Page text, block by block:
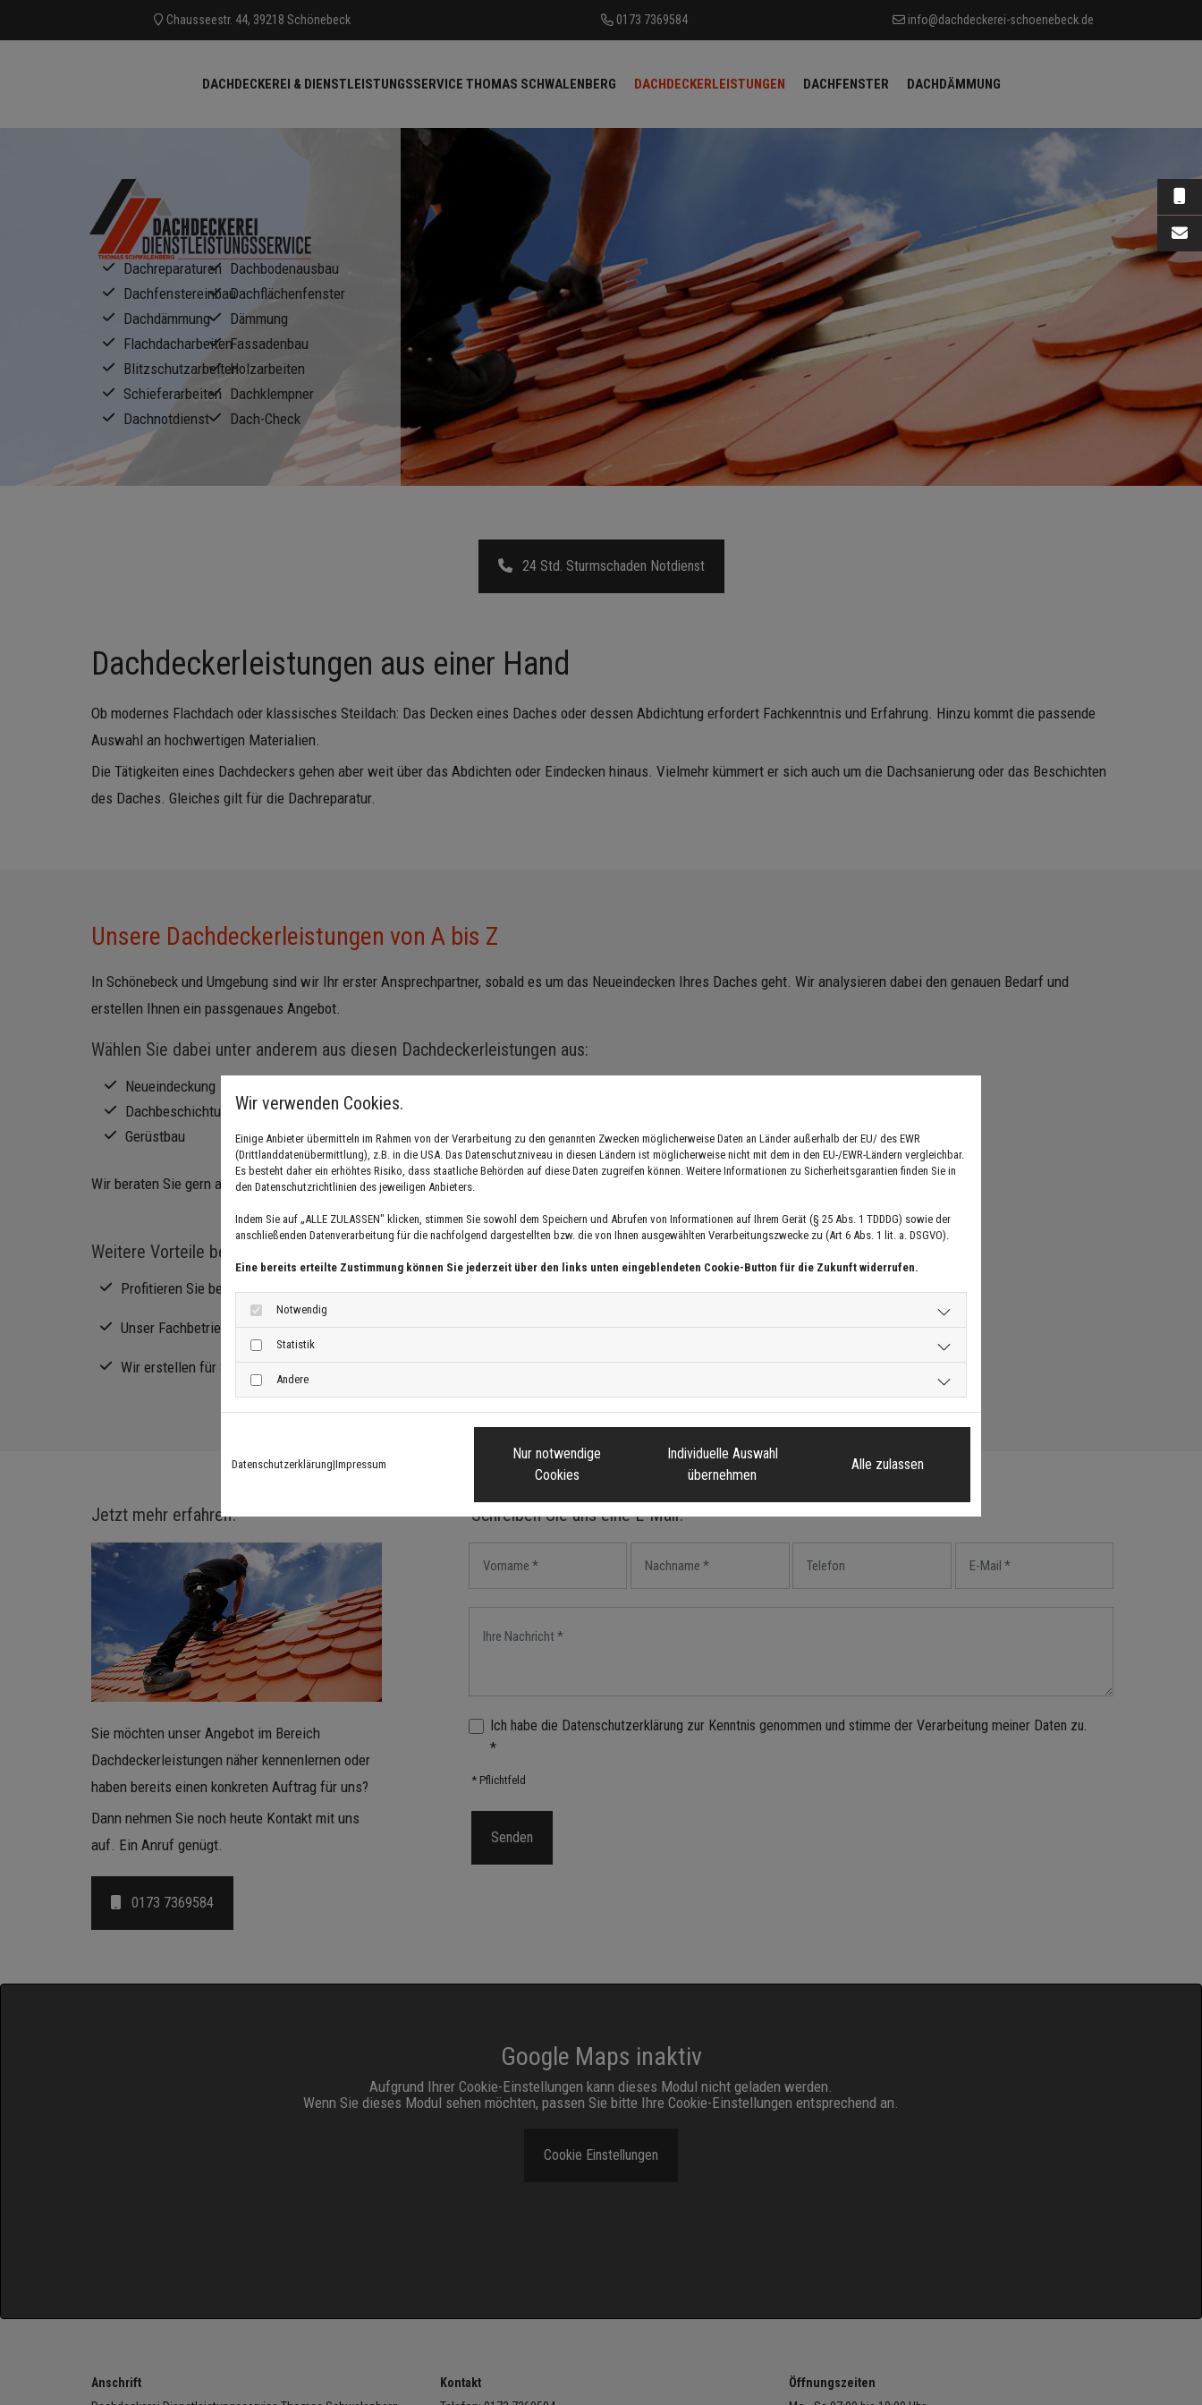
Chausseestr. 44, 39218 Schönebeck 0173 7369584 info@dachdeckerei-schoenebeck.de
DACHDECKEREI & DIENSTLEISTUNGSSERVICE THOMAS SCHWALENBERG DACHDECKERLEISTUNGEN DACHFENSTER DACHDÄMMUNG
Dachreparaturen Dachbodenausbau
DachfenstereinbauDachflächenfenster
Dachdämmung
Dämmung
FlachdacharbeitenFassadenbau
BlitzschutzarbeitenHolzarbeiten
Schieferarbeiten Dachklempner
Dachnotdienst
Dach-Check
24 Std. Sturmschaden Notdienst
Dachdeckerleistungen aus einer Hand
Ob modernes Flachdach oder klassisches Steildach: Das Decken eines Daches oder dessen Abdichtung erfordert Fachkenntnis und Erfahrung. Hinzu kommt die passende
Auswahl an hochwertigen Materialien.
Die Tätigkeiten eines Dachdeckers gehen aber weit über das Abdichten oder Eindecken hinaus. Vielmehr kümmert er sich auch um die Dachsanierung oder das Beschichten
des Daches. Gleiches gilt für die Dachreparatur.
Unsere Dachdeckerleistungen von A bis Z
In Schönebeck und Umgebung sind wir Ihr erster Ansprechpartner, sobald es um das Neueindecken Ihres Daches geht. Wir analysieren dabei den genauen Bedarf und
erstellen Ihnen ein passgenaues Angebot.
Wählen Sie dabei unter anderem aus diesen Dachdeckerleistungen aus:
Neueindeckung
Dachbeschichtung
Gerüstbau
Wir beraten Sie gern auch zu den passenden Dachziegeln für Ihr Dachprojekt. Sprechen Sie uns gern darauf an.
Weitere Vorteile bei Dachdeckerei & Dienstleistungsservice Thomas Schwalenberg:
Profitieren Sie bei uns auch von Leistungen wie der energetischen Dachdämmung.
Unser Fachbetrieb bietet zusätzlich einen Dachnotdienst an.
Wir erstellen für Sie individuelle Lösungen und beraten Sie umfangreich.
Jetzt mehr erfahren!
Sie möchten unser Angebot im Bereich
Dachdeckerleistungen näher kennenlernen oder
haben bereits einen konkreten Auftrag für uns?
Dann nehmen Sie noch heute Kontakt mit uns
auf. Ein Anruf genügt.
0173 7369584
Schreiben Sie uns eine E-Mail!
Ich habe die Datenschutzerklärung zur Kenntnis genommen und stimme der Verarbeitung meiner Daten zu.
*
* Pflichtfeld
Google Maps inaktiv
Aufgrund Ihrer Cookie-Einstellungen kann dieses Modul nicht geladen werden.
Wenn Sie dieses Modul sehen möchten, passen Sie bitte Ihre Cookie-Einstellungen entsprechend an.
Cookie Einstellungen
E-
Anschrift
Kontakt
Öffnungszeiten
Wir verwenden Cookies.
Einige Anbieter übermitteln im Rahmen von der Verarbeitung zu den genannten Zwecken möglicherweise Daten an Länder außerhalb der EU/ des EWR
(Drittlanddatenübermittlung), z.B. in die USA. Das Datenschutzniveau in diesen Ländern ist möglicherweise nicht mit dem in den EU-/EWR-Ländern vergleichbar.
Es besteht daher ein erhöhtes Risiko, dass staatliche Behörden auf diese Daten zugreifen können. Weitere Informationen zu Sicherheitsgarantien finden Sie in
den Datenschutzrichtlinien des jeweiligen Anbieters.
Indem Sie auf „ALLE ZULASSEN" klicken, stimmen Sie sowohl dem Speichern und Abrufen von Informationen auf Ihrem Gerät (§ 25 Abs. 1 TDDDG) sowie der
anschließenden Datenverarbeitung für die nachfolgend dargestellten bzw. die von Ihnen ausgewählten Verarbeitungszwecke zu (Art 6 Abs. 1 lit. a. DSGVO).
Eine bereits erteilte Zustimmung können Sie jederzeit über den links unten eingeblendeten Cookie-Button für die Zukunft widerrufen.
Notwendig
Statistik
Andere
Datenschutzerklärung|Impressum
Nur notwendige
Cookies
Individuelle Auswahl
übernehmen
Alle zulassen